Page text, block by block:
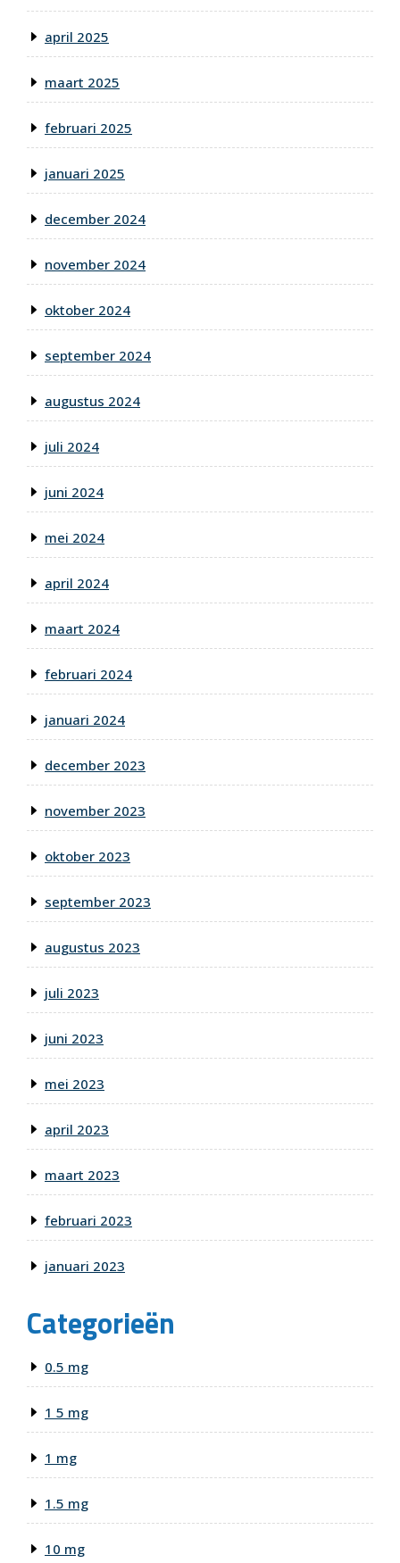
april 2025
maart 2025
februari 2025
januari 2025
december 2024
november 2024
oktober 2024
september 2024
augustus 2024
juli 2024
juni 2024
mei 2024
april 2024
maart 2024
februari 2024
januari 2024
december 2023
november 2023
oktober 2023
september 2023
augustus 2023
juli 2023
juni 2023
mei 2023
april 2023
maart 2023
februari 2023
januari 2023
Categorieën
0.5 mg
1 5 mg
1 mg
1.5 mg
10 mg